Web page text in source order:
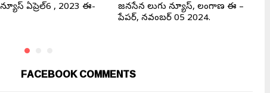
ఏప్రెల్6 , 2023 ఈ-
జనసేన తెలుగు న్యూస్, తెలంగాణ ఈ –
పేపర్, నవంబర్ 05 2024.
FACEBOOK COMMENTS